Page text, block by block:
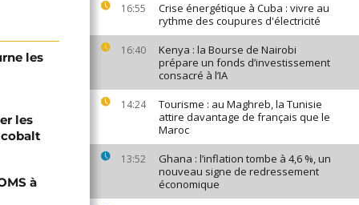
16:55
Crise énergétique à Cuba : vivre au
rythme des coupures d'électricité
16:40
Kenya : la Bourse de Nairobi
prépare un fonds d’investissement
consacré à l’IA
14:24
Tourisme : au Maghreb, la Tunisie
attire davantage de français que le
Maroc
13:52
Ghana : l’inflation tombe à 4,6 %, un
nouveau signe de redressement
économique
les
les
à